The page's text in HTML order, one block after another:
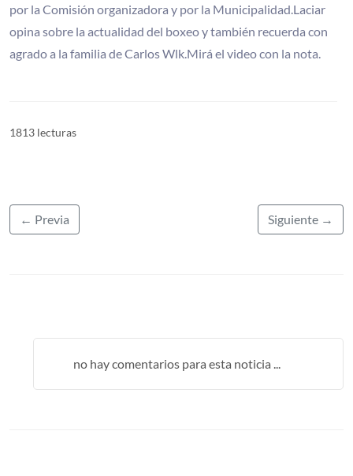
por la Comisión organizadora y por la Municipalidad.Laciar
opina sobre la actualidad del boxeo y también recuerda con
agrado a la familia de Carlos Wlk.Mirá el video con la nota.
1813 lecturas
← Previa Siguiente →
no hay comentarios para esta noticia ...